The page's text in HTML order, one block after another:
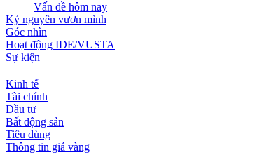
Vấn đề hôm nay
Kỷ nguyên vươn mình
Góc nhìn
Hoạt động IDE/VUSTA
Sự kiện
Kinh tế
Tài chính
Đầu tư
Bất động sản
Tiêu dùng
Thông tin giá vàng